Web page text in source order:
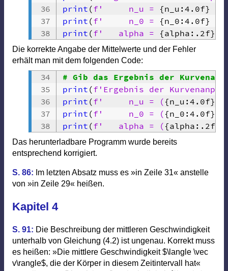
print (f'     n_u = {n_u :4.0f}
print (f'     n_0 = {n_0 :4.0f}
print (f'   alpha = {alpha : .2f}
Die korrekte Angabe der Mittelwerte und der Fehler
erhält man mit dem folgenden Code:
# Gib das Ergebnis der
print (f'Ergebnis der
print (f'     n_u = ( {n_u :4.0f}
print (f'     n_0 = ( {n_0 :4.0f}
print (f'   alpha = ( {alpha : .2f
Das herunterladbare Programm wurde bereits
entsprechend korrigiert.
S. 86: Im letzten Absatz muss es »in Zeile 31« anstelle
von »in Zeile 29« heißen.
Kapitel 4
S. 91: Die Beschreibung der mittleren Geschwindigkeit
unterhalb von Gleichung (4.2) ist ungenau. Korrekt muss
es heißen: »Die mittlere Geschwindigkeit $\langle \vec
v\rangle$, die der Körper in diesem Zeitintervall hat«